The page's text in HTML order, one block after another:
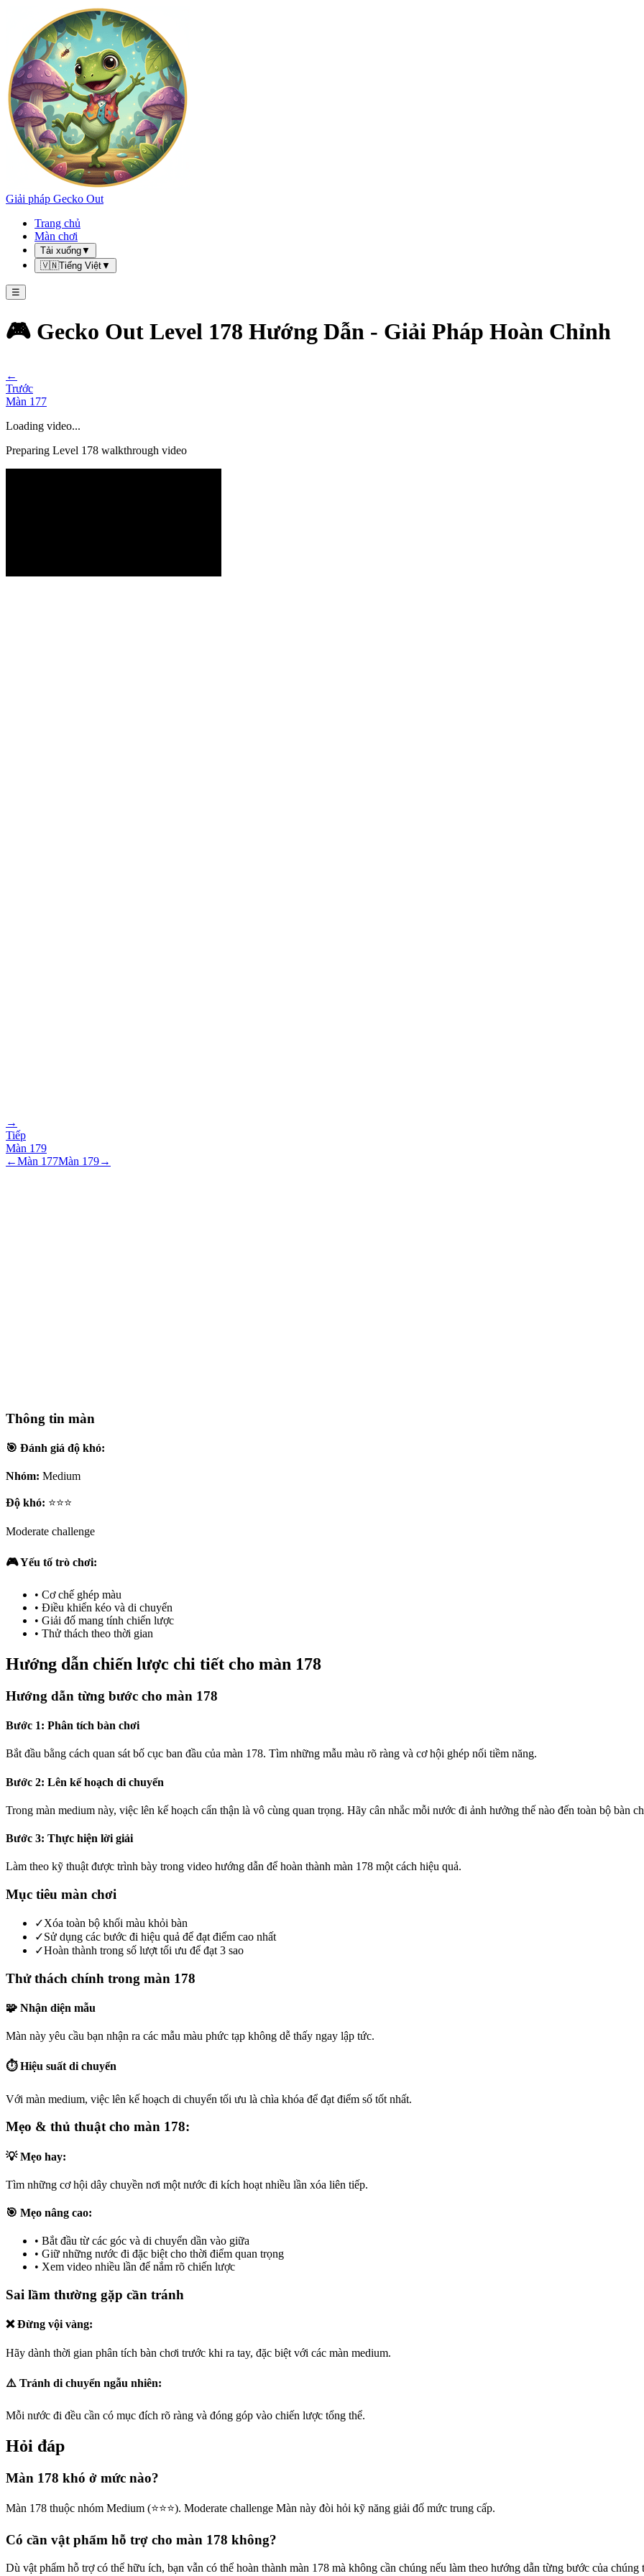
Giải pháp Gecko Out
Trang chủ
Màn chơi
Tải xuống▼
🇻🇳Tiếng Việt▼
☰
🎮 Gecko Out Level 178 Hướng Dẫn - Giải Pháp Hoàn Chỉnh
←
Trước
Màn 177
Loading video...
Preparing Level 178 walkthrough video
→
Tiếp
Màn 179
←Màn 177Màn 179→
Thông tin màn
🎯 Đánh giá độ khó:
Nhóm: Medium
Độ khó: ⭐⭐⭐
Moderate challenge
🎮 Yếu tố trò chơi:
• Cơ chế ghép màu
• Điều khiển kéo và di chuyển
• Giải đố mang tính chiến lược
• Thử thách theo thời gian
Hướng dẫn chiến lược chi tiết cho màn 178
Hướng dẫn từng bước cho màn 178
Bước 1: Phân tích bàn chơi
Bắt đầu bằng cách quan sát bố cục ban đầu của màn 178. Tìm những mẫu màu rõ ràng và cơ hội ghép nối tiềm năng.
Bước 2: Lên kế hoạch di chuyển
Trong màn medium này, việc lên kế hoạch cẩn thận là vô cùng quan trọng. Hãy cân nhắc mỗi nước đi ảnh hưởng thế nào đến toàn bộ bàn
Bước 3: Thực hiện lời giải
Làm theo kỹ thuật được trình bày trong video hướng dẫn để hoàn thành màn 178 một cách hiệu quả.
Mục tiêu màn chơi
✓Xóa toàn bộ khối màu khỏi bàn
✓Sử dụng các bước đi hiệu quả để đạt điểm cao nhất
✓Hoàn thành trong số lượt tối ưu để đạt 3 sao
Thử thách chính trong màn 178
🧩 Nhận diện mẫu
Màn này yêu cầu bạn nhận ra các mẫu màu phức tạp không dễ thấy ngay lập tức.
⏱️ Hiệu suất di chuyển
Với màn medium, việc lên kế hoạch di chuyển tối ưu là chìa khóa để đạt điểm số tốt nhất.
Mẹo & thủ thuật cho màn 178:
💡 Mẹo hay:
Tìm những cơ hội dây chuyền nơi một nước đi kích hoạt nhiều lần xóa liên tiếp.
🎯 Mẹo nâng cao:
• Bắt đầu từ các góc và di chuyển dần vào giữa
• Giữ những nước đi đặc biệt cho thời điểm quan trọng
• Xem video nhiều lần để nắm rõ chiến lược
Sai lầm thường gặp cần tránh
❌ Đừng vội vàng:
Hãy dành thời gian phân tích bàn chơi trước khi ra tay, đặc biệt với các màn medium.
⚠️ Tránh di chuyển ngẫu nhiên:
Mỗi nước đi đều cần có mục đích rõ ràng và đóng góp vào chiến lược tổng thể.
Hỏi đáp
Màn 178 khó ở mức nào?
Màn 178 thuộc nhóm Medium (⭐⭐⭐). Moderate challenge Màn này đòi hỏi kỹ năng giải đố mức trung cấp.
Có cần vật phẩm hỗ trợ cho màn 178 không?
Dù vật phẩm hỗ trợ có thể hữu ích, bạn vẫn có thể hoàn thành màn 178 mà không cần chúng nếu làm theo hướng dẫn từng bước của